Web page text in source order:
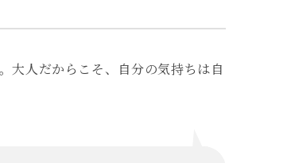
大人だからこそ、自分の気持ちは自